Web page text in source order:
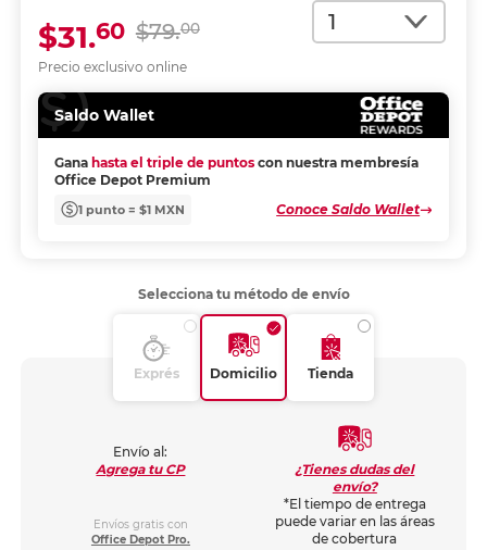
Cantidad
Precio exclusivo online
$79.00
$31.60
Saldo Wallet
Gana hasta el triple de puntos con nuestra membresía
Office Depot Premium
1 punto = $1 MXN Conoce Saldo Wallet
Selecciona tu método de envío
Exprés Domicilio Tienda
Envío al:
Agrega tu CP
Envíos gratis con
Office Depot Pro.
¿Tienes dudas del
envío?
*El tiempo de entrega
puede variar en las áreas
de cobertura